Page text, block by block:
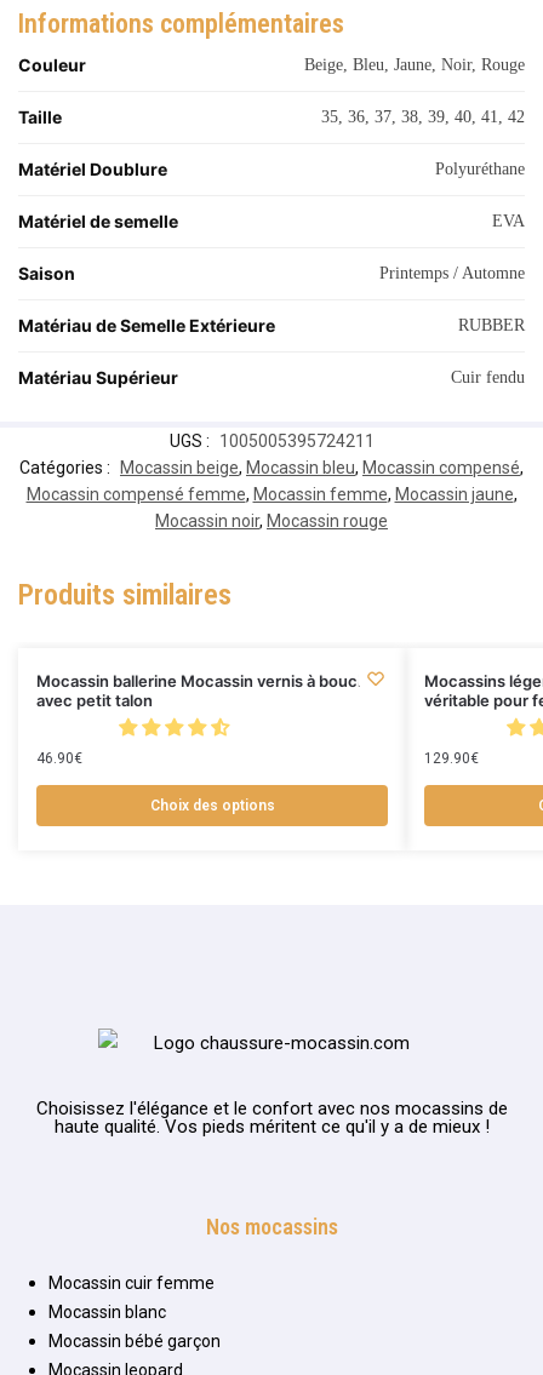
Informations complémentaires
Couleur Beige, Bleu, Jaune, Noir, Rouge
Taille 35, 36, 37, 38, 39, 40, 41, 42
Matériel Doublure Polyuréthane
Matériel de semelle EVA
Saison Printemps / Automne
Matériau de Semelle Extérieure RUBBER
Matériau Supérieur Cuir fendu
UGS :
1005005395724211
Catégories :
Mocassin beige, Mocassin bleu, Mocassin compensé,
Mocassin compensé femme, Mocassin femme, Mocassin jaune,
Mocassin noir, Mocassin rouge
Produits similaires
Mocassin ballerine Mocassin vernis à boucles
avec petit talon
46.90€
Choix des options
Mocassins
véritable pour
129.90€
Choisissez l'élégance et le confort avec nos mocassins de
haute qualité. Vos pieds méritent ce qu'il y a de mieux !
Nos mocassins
Mocassin cuir femme
Mocassin blanc
Mocassin bébé garçon
Mocassin leopard